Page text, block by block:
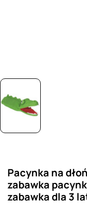
Pacynka na
zabawka
zabawka dla 3